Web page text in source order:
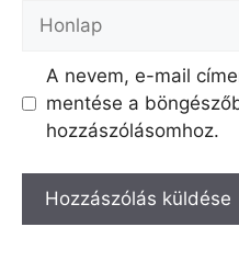
Honlap
A nevem, e-mail
mentése a
hozzászólásomhoz.